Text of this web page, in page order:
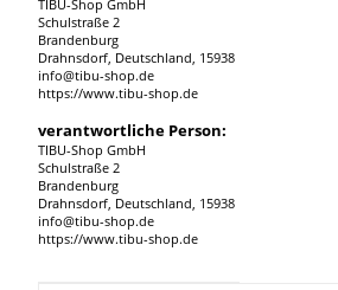
TIBU-Shop GmbH
Schulstraße 2
Brandenburg
Drahnsdorf, Deutschland, 15938
info@tibu-shop.de
https://www.tibu-shop.de
verantwortliche Person:
TIBU-Shop GmbH
Schulstraße 2
Brandenburg
Drahnsdorf, Deutschland, 15938
info@tibu-shop.de
https://www.tibu-shop.de